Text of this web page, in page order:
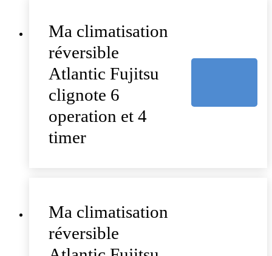
Ma climatisation
réversible
Atlantic Fujitsu
clignote 6
operation et 4
timer
Ma climatisation
réversible